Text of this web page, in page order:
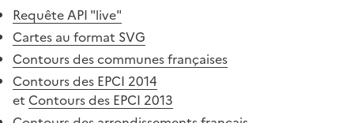
Requête API "live"
Cartes au format SVG
Contours des communes françaises
Contours des EPCI 2014
et Contours des EPCI 2013